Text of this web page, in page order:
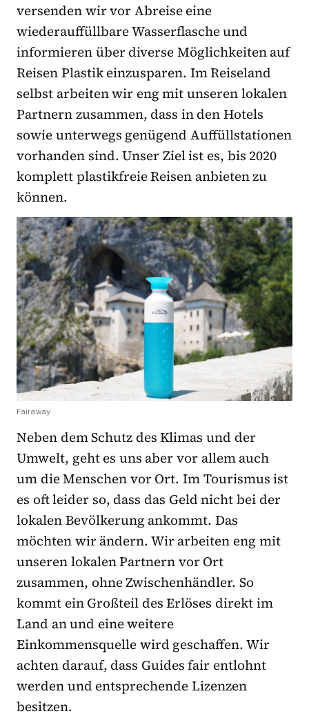
versenden wir vor Abreise eine
wiederauffüllbare Wasserflasche und
informieren über diverse Möglichkeiten auf
Reisen Plastik einzusparen. Im Reiseland
selbst arbeiten wir eng mit unseren lokalen
Partnern zusammen, dass in den Hotels
sowie unterwegs genügend Auffüllstationen
vorhanden sind. Unser Ziel ist es, bis 2020
komplett plastikfreie Reisen anbieten zu
können.
Fairaway
Neben dem Schutz des Klimas und der
Umwelt, geht es uns aber vor allem auch
um die Menschen vor Ort. Im Tourismus ist
es oft leider so, dass das Geld nicht bei der
lokalen Bevölkerung ankommt. Das
möchten wir ändern. Wir arbeiten eng mit
unseren lokalen Partnern vor Ort
zusammen, ohne Zwischenhändler. So
kommt ein Großteil des Erlöses direkt im
Land an und eine weitere
Einkommensquelle wird geschaffen. Wir
achten darauf, dass Guides fair entlohnt
werden und entsprechende Lizenzen
besitzen.